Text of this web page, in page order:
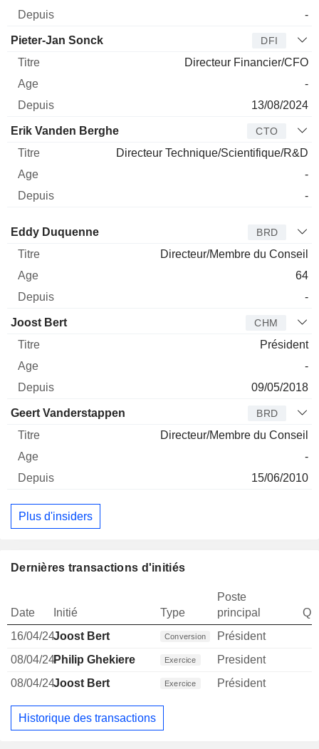
-
Pieter-Jan Sonck DFI
Directeur Financier/CFO
-
13/08/2024
Erik Vanden Berghe CTO
Directeur Technique/Scientifique/R&D
-
-
Administrateur Titre
Eddy Duquenne BRD
Directeur/Membre du Conseil
64
-
Joost Bert CHM
Président
-
09/05/2018
Geert Vanderstappen BRD
Directeur/Membre du Conseil
-
15/06/2010
Plus d'insiders
Dernières transactions d'initiés
Date Initié Type
Poste
principal
16/04/24Joost Bert Conversion Président
08/04/24Philip Ghekiere Exercice President
08/04/24Joost Bert Exercice Président
Historique des transactions